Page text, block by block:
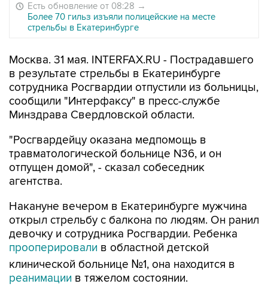
Есть обновление от 08:28 →
Более 70 гильз изъяли полицейские на месте
стрельбы в Екатеринбурге
Москва. 31 мая. INTERFAX.RU - Пострадавшего
в результате стрельбы в Екатеринбурге
сотрудника Росгвардии отпустили из больницы,
сообщили "Интерфаксу" в пресс-службе
Минздрава Свердловской области.
"Росгвардейцу оказана медпомощь в
травматологической больнице N36, и он
отпущен домой", - сказал собеседник
агентства.
Накануне вечером в Екатеринбурге мужчина
открыл стрельбу с балкона по людям. Он ранил
девочку и сотрудника Росгвардии. Ребенка
прооперировали в областной детской
клинической больнице №1, она находится в
реанимации в тяжелом состоянии.